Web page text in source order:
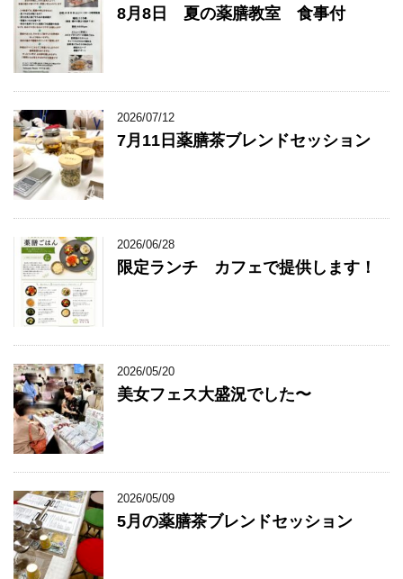
8月8日 夏の薬膳教室 食事付
2026/07/12
7月11日薬膳茶ブレンドセッション
2026/06/28
限定ランチ カフェで提供します！
2026/05/20
美女フェス大盛況でした〜
2026/05/09
5月の薬膳茶ブレンドセッション